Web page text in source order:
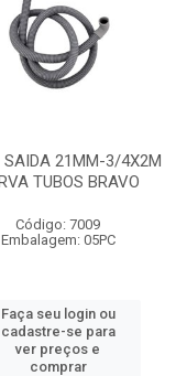
SAIDA 21MM-3/4X2M
TUBOS BRAVO
Código: 7009
Embalagem: 05PC
Faça seu login ou
cadastre-se para
ver preços e
comprar